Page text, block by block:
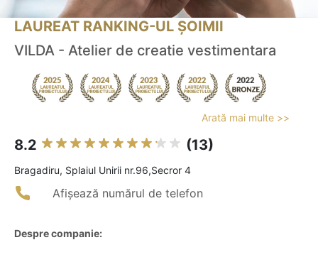
LAUREAT RANKING-UL ȘOIMII
VILDA - Atelier de creatie vestimentara
Arată mai multe >>
8.2 (13)
Bragadiru, Splaiul Unirii nr.96,Secror 4
Afișează numărul de telefon
Despre companie: